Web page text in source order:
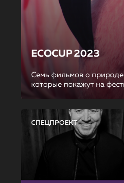
ECOCUP 2023
Семь фильмов о природе
которые покажут на
СПЕЦПРОЕКТ